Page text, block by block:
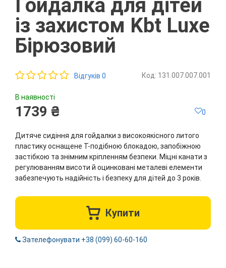
Гойдалка для дітей
із захистом Kbt Luxe
Бірюзовий
Відгуків 0 Код: 131.007.007.001
В наявності
1739 ₴ 0
Дитяче сидіння для гойдалки з високоякісного литого
пластику оснащене Т-подібною блокадою, запобіжною
застібкою та знімним кріпленням безпеки. Міцні канати з
регулюванням висоти й оцинковані металеві елементи
забезпечують надійність і безпеку для дітей до 3 років.
Купити
Зателефонувати +38 (099) 60-60-160